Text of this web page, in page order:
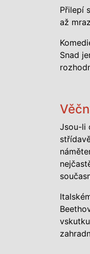
Přilepí
až
Snad
Jsou-li